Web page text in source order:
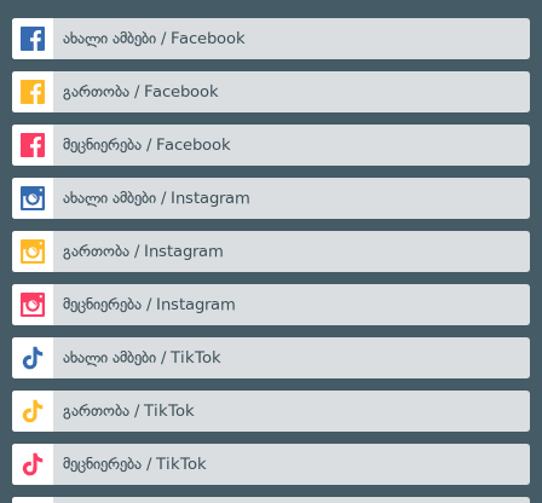
ახალი ამბები / Facebook
გართობა / Facebook
მეცნიერება / Facebook
ახალი ამბები / Instagram
გართობა / Instagram
მეცნიერება / Instagram
ახალი ამბები / TikTok
გართობა / TikTok
მეცნიერება / TikTok